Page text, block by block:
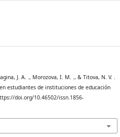
J. A. ., Morozova, I. M. ., & Titova, N. V. .
estudiantes de instituciones de educación
doi.org/10.46502/issn.1856-